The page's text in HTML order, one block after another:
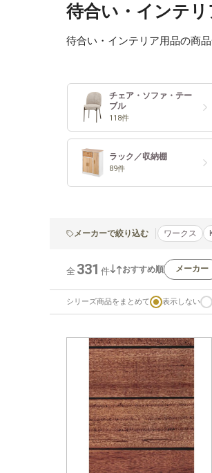
待合い・インテ
待合い・インテリア用品の商
チェア・ソファ・テー
ブル
118件
ラック／収納棚
89件
メーカーで絞り込む ワークス
全 331 件 おすすめ順 メーカー
シリーズ商品をまとめて 表示しない